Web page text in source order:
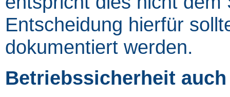
Entscheidung hierfür
dokumentiert werden.
Betriebssicherheit